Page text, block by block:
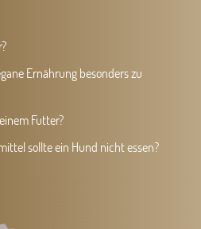
Ernährung besonders zu
Futter?
sollte ein Hund nicht essen?